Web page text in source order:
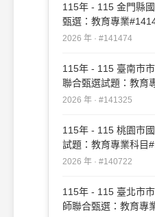
115年 - 115 金門縣
甄選：教育專業
2026 年 · #141474
115年 - 115 臺南市
聯合甄選試題：教育
2026 年 · #141325
115年 - 115 桃園市
試題：教育專業科目
2026 年 · #140722
115年 - 115 臺北市
師聯合甄選：教育專